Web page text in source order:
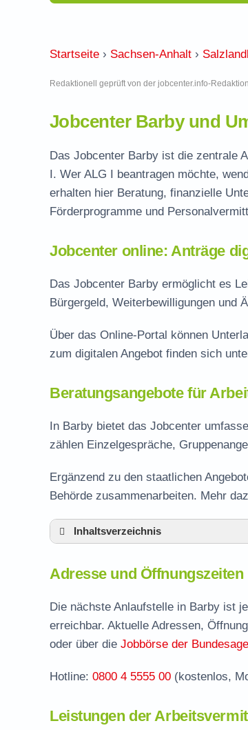
Startseite › Sachsen-Anhalt ›
Redaktionell geprüft von der jobcenter.info-
Jobcenter Barby und
Das Jobcenter Barby ist die zentrale
I. Wer ALG I beantragen möchte,
erhalten hier Beratung, finanzielle
Förderprogramme und
Jobcenter online: Anträge
Das Jobcenter Barby ermöglicht es
Bürgergeld, Weiterbewilligungen und
Über das Online-Portal können
zum digitalen Angebot finden sich
Beratungsangebote für
In Barby bietet das Jobcenter
zählen Einzelgespräche,
Ergänzend zu den staatlichen
Behörde zusammenarbeiten. Mehr
Inhaltsverzeichnis
Leistungen der
Termin vereinbaren und
Jobcenter Salzlandkreis –
Stellenangebote und Jobbörse
Häufige Fragen rund ums
Adresse und
Die nächste Anlaufstelle in Barby ist
erreichbar. Aktuelle Adressen,
oder über die Jobbörse der
Hotline: 0800 4 5555 00 (kostenlos,
Leistungen der